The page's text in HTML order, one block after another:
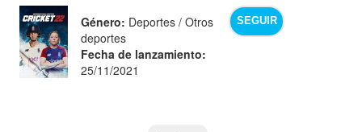
SEGUIR
Género: Deportes / Otros
deportes
Fecha de lanzamiento:
25/11/2021